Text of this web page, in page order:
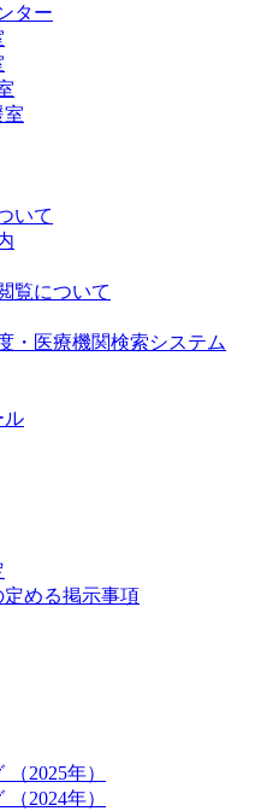
ター
室
いて
覧について
・医療機関検索システム
ル
める掲示事項
2025年）
2024年）